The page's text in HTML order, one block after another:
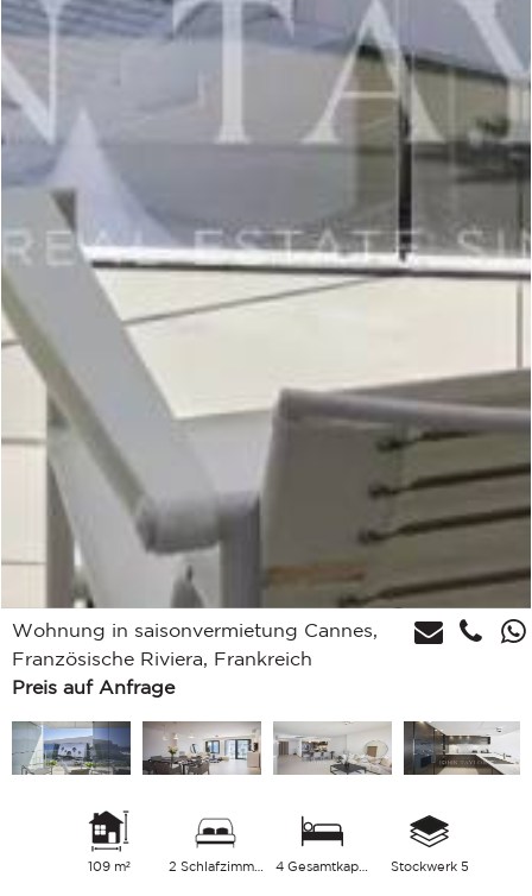
Wohnung in saisonvermietung Cannes,
Französische Riviera, Frankreich
Preis auf Anfrage
109 m² 2 Schlafzimmer 4 Gesamtkapazität Stockwerk 5